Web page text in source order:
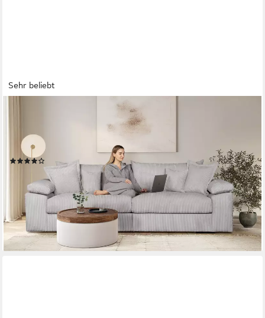
Sehr beliebt
Big-Sofa Soft&Cosy XL, B: 246 cm - OTTO. Verlässliche Qualität.,
Mega-Sofa, Cord oder Chenille-Struktur, mit Federkern & 4
Zierkissen
(174)
779,99 € 1.399,00 €
-44%
lieferbar in 3 Wochen